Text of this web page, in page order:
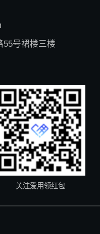
55号裙楼三楼
关注爱用领红包